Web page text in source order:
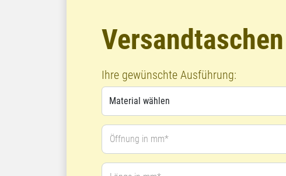
Ihre gewünschte Ausführung:
Öffnung in mm*